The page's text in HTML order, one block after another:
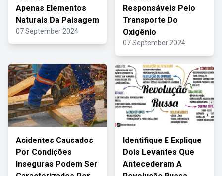
Apenas Elementos
Naturais Da Paisagem
07 September 2024
Responsáveis Pelo
Transporte Do
Oxigênio
07 September 2024
Acidentes Causados
Por Condições
Inseguras Podem Ser
Identifique E Explique
Dois Levantes Que
Antecederam A